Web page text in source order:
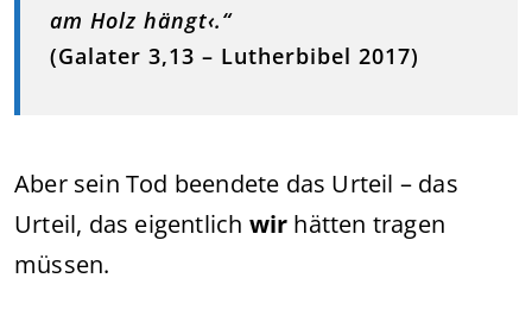
am Holz hängt‹.“
(Galater 3,13 – Lutherbibel 2017)
Aber sein Tod beendete das Urteil – das
Urteil, das eigentlich wir hätten tragen
müssen.